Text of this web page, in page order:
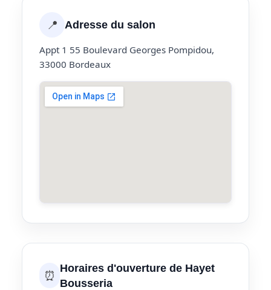
📍 Adresse du salon
Appt 1 55 Boulevard Georges Pompidou,
33000 Bordeaux
⏰ Horaires d'ouverture de Hayet
Bousseria